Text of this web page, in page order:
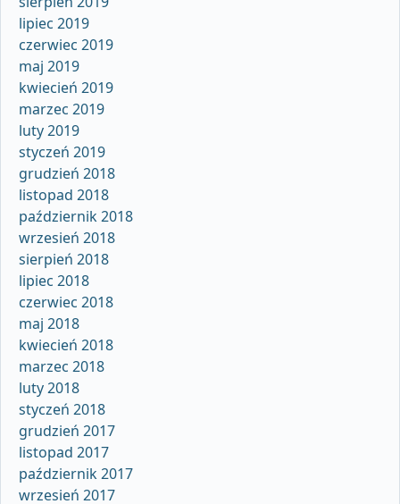
lipiec 2019
czerwiec 2019
maj 2019
kwiecień 2019
marzec 2019
luty 2019
styczeń 2019
grudzień 2018
listopad 2018
październik 2018
wrzesień 2018
sierpień 2018
lipiec 2018
czerwiec 2018
maj 2018
kwiecień 2018
marzec 2018
luty 2018
styczeń 2018
grudzień 2017
listopad 2017
październik 2017
wrzesień 2017